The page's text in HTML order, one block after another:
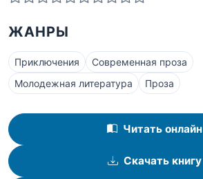
ЖАНРЫ
Приключения
Современная проза
Молодежная литература
Проза
Читать онлайн
Скачать книгу